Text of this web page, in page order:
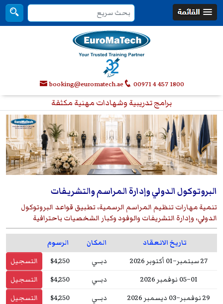
00971 4 457 1800
booking@euromatech.ae
برامج تدريبية وشهادات مهنية مكثفة
البروتوكول الدولي وإدارة المراسم والتشريفات
تنمية مهارات تنظيم المراسم الرسمية، تطبيق قواعد البروتوكول
الدولي، وإدارة التشريفات والوفود وكبار الشخصيات باحترافية
تاريخ الانعقاد المكان
الرسوم
27 سبتمبر–01 أكتوبر 2026
دبــي $4,250
التسجيل
01–05 نوفمبر 2026
دبــي $4,250
التسجيل
29 نوفمبر–03 ديسمبر 2026
دبــي $4,250
التسجيل